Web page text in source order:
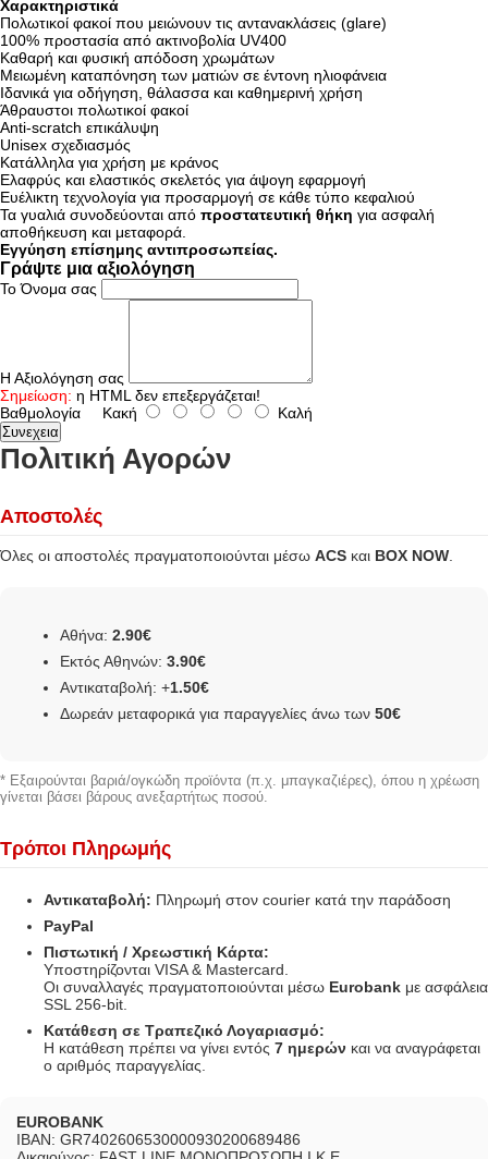
Χαρακτηριστικά
Πολωτικοί φακοί που μειώνουν τις αντανακλάσεις (glare)
100% προστασία από ακτινοβολία UV400
Καθαρή και φυσική απόδοση χρωμάτων
Μειωμένη καταπόνηση των ματιών σε έντονη ηλιοφάνεια
Ιδανικά για οδήγηση, θάλασσα και καθημερινή χρήση
Άθραυστοι πολωτικοί φακοί
Anti-scratch επικάλυψη
Unisex σχεδιασμός
Κατάλληλα για χρήση με κράνος
Ελαφρύς και ελαστικός σκελετός για άψογη εφαρμογή
Ευέλικτη τεχνολογία για προσαρμογή σε κάθε τύπο κεφαλιού
Τα γυαλιά συνοδεύονται από προστατευτική θήκη για ασφαλή
αποθήκευση και μεταφορά.
Εγγύηση επίσημης αντιπροσωπείας.
Γράψτε μια αξιολόγηση
Το Όνομα σας
Η Αξιολόγηση σας
Σημείωση: η HTML δεν επεξεργάζεται!
Βαθμολογία Κακή Καλή
Συνεχεια
Πολιτική Αγορών
Αποστολές
Όλες οι αποστολές πραγματοποιούνται μέσω ACS και BOX NOW
Αθήνα: 2.90€
Εκτός Αθηνών: 3.90€
Αντικαταβολή: +1.50€
Δωρεάν μεταφορικά για παραγγελίες άνω των 50€
* Εξαιρούνται βαριά/ογκώδη προϊόντα (π.χ. μπαγκαζιέρες), όπου η χρέωση
γίνεται βάσει βάρους ανεξαρτήτως ποσού.
Τρόποι Πληρωμής
Αντικαταβολή: Πληρωμή στον courier κατά την παράδοση
PayPal
Πιστωτική / Χρεωστική Κάρτα:
Υποστηρίζονται VISA & Mastercard.
Οι συναλλαγές πραγματοποιούνται μέσω Eurobank με ασφάλεια
SSL 256-bit.
Κατάθεση σε Τραπεζικό Λογαριασμό:
Η κατάθεση πρέπει να γίνει εντός 7 ημερών και να αναγράφεται
ο αριθμός παραγγελίας.
EUROBANK
IBAN: GR7402606530000930200689486